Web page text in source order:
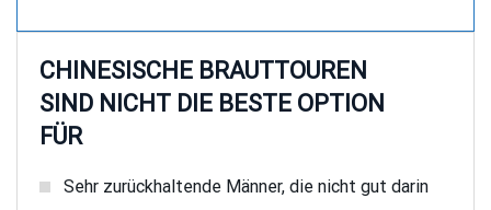
CHINESISCHE BRAUTTOUREN
SIND NICHT DIE BESTE OPTION
FÜR
Sehr zurückhaltende Männer, die nicht gut darin